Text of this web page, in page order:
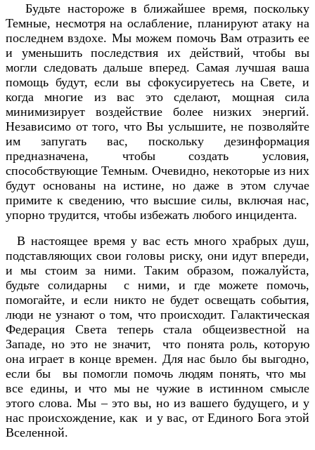
Будьте настороже в ближайшее время, поскольку
Темные, несмотря на ослабление, планируют атаку на
последнем вздохе. Мы можем помочь Вам отразить ее
и уменьшить последствия их действий, чтобы вы
могли следовать дальше вперед. Самая лучшая ваша
помощь будут, если вы сфокусируетесь на Свете, и
когда многие из вас это сделают, мощная сила
минимизирует воздействие более низких энергий.
Независимо от того, что Вы услышите, не позволяйте
им запугать вас, поскольку дезинформация
предназначена, чтобы создать условия,
способствующие Темным. Очевидно, некоторые из них
будут основаны на истине, но даже в этом случае
примите к сведению, что высшие силы, включая нас,
упорно трудится, чтобы избежать любого инцидента.
В настоящее время у вас есть много храбрых душ,
подставляющих свои головы риску, они идут впереди,
и мы стоим за ними. Таким образом, пожалуйста,
будьте солидарны с ними, и где можете помочь,
помогайте, и если никто не будет освещать события,
люди не узнают о том, что происходит. Галактическая
Федерация Света теперь стала общеизвестной на
Западе, но это не значит, что понята роль, которую
она играет в конце времен. Для нас было бы выгодно,
если бы вы помогли помочь людям понять, что мы
все едины, и что мы не чужие в истинном смысле
этого слова. Мы – это вы, но из вашего будущего, и у
нас происхождение, как и у вас, от Единого Бога этой
Вселенной.